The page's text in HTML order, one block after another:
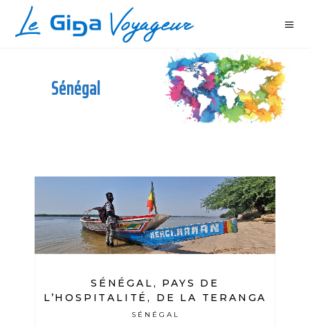
Sénégal
SÉNÉGAL, PAYS DE
L’HOSPITALITÉ, DE LA TERANGA
SÉNÉGAL